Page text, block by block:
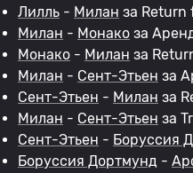
Лилль - Милан за Return
Милан - Монако за
Монако - Милан за
Милан - Сент-Этьен за
Сент-Этьен - Милан за
Милан - Сент-Этьен за
Сент-Этьен - Боруссия
Боруссия Дортмунд -